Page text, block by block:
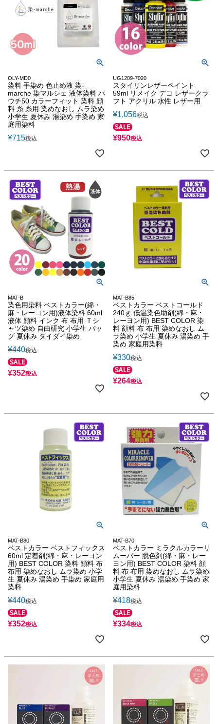
OLY-MD0
染料 手染め 色止め液 染-
marche 染マルシェ 液体染料 パ
ウチ50 カラーフィット 染料 顔
料 糸 糸用 染めなおし ムラ染め
小学生 夏休み 湯染め 手染め 家
庭用染料
¥715税込
UG1209-7020
スタイリンレザーペイント
59ml リメイク デコ レザークラ
フト アクリル 水性 レザー用
¥1,056税込
¥950税込
MAT-B
染色用染料 ベストカラー(綿・
麻・レーヨン用)液体染料 60ml
液体 顔料 インク 布 布用 Ｔシ
ャツ染め 自由研究 小学生 バッ
グ 夏休み タイダイ染め
¥440税込
¥352税込
MAT-B85
ベストカラー ベストコールド
240ｇ 低温染色助剤(綿・麻・
レーヨン用) BEST COLOR 染
料 顔料 布 布用 染めなおし ム
ラ染め 小学生 夏休み 湯染め 手
染め 家庭用染料
¥330税込
¥264税込
MAT-B80
ベストカラー ベストフィックス
60ml 定着剤(綿・麻・レーヨン
用) BEST COLOR 染料 顔料 布
布用 染めなおし ムラ染め 小学
生 夏休み 湯染め 手染め 家庭用
染料
¥440税込
¥352税込
MAT-B70
ベストカラー ミラクルカラーリ
ムーバー 脱色剤(綿・麻・レー
ヨン用) BEST COLOR 染料 顔
料 布 布用 染めなおし ムラ染め
小学生 夏休み 湯染め 手染め 家
庭用染料
¥418税込
¥334税込